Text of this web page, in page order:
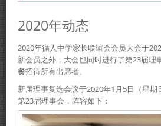
2020年动态
2020年循人中学家长联谊会会员大会于
新会员之外，大会也同时进行了第23届
餐招待所有出席者。
新届理事复选会议于2020年1月5日（星
第23届理事会，阵容如下：